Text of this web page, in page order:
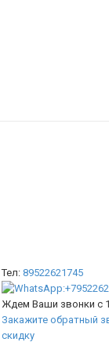
Тел: 89522621745
Ждем Ваши звонки с
Закажите обратный
скидку